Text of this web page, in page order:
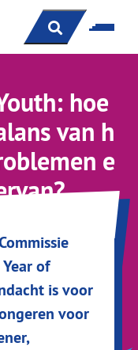
hoe
van h
e
of
is voor
voor